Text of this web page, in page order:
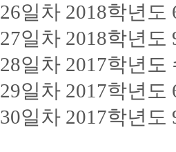
26일차 2018학년도
27일차 2018학년도
28일차 2017학년도
29일차 2017학년도
30일차 2017학년도